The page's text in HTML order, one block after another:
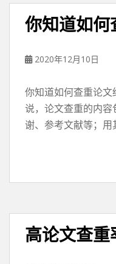
你知道如何
2020年12月10日
你知道如何查重论
说，论文查重的内
谢、参考文献等；
高论文查重